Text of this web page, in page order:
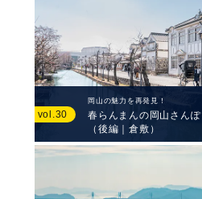
vol.30
岡山の魅力を再発見！
春らんまんの岡山さんぽ
（後編｜倉敷）